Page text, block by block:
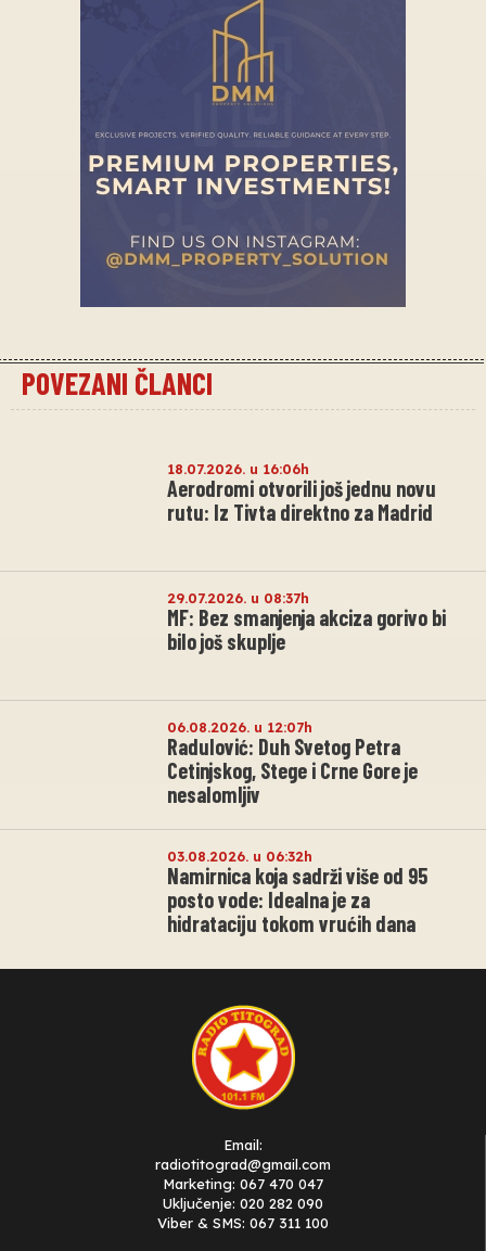
POVEZANI ČLANCI
18.07.2026. u 16:06h
Aerodromi otvorili još jednu novu
rutu: Iz Tivta direktno za Madrid
29.07.2026. u 08:37h
MF: Bez smanjenja akciza gorivo bi
bilo još skuplje
06.08.2026. u 12:07h
Radulović: Duh Svetog Petra
Cetinjskog, Stege i Crne Gore je
nesalomljiv
03.08.2026. u 06:32h
Namirnica koja sadrži više od 95
posto vode: Idealna je za
hidrataciju tokom vrućih dana
Email:
radiotitograd@gmail.com
Marketing: 067 470 047
Uključenje: 020 282 090
Viber & SMS: 067 311 100